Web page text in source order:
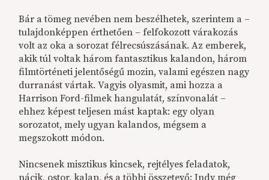
Bár a tömeg nevében nem beszélhetek, szerintem a –
tulajdonképpen érthetően – felfokozott várakozás
volt az oka a sorozat félrecsúszásának. Az emberek,
akik túl voltak három fantasztikus kalandon, három
filmtörténeti jelentőségű mozin, valami egészen nagy
durranást vártak. Vagyis olyasmit, ami hozza a
Harrison Ford-filmek hangulatát, színvonalát –
ehhez képest teljesen mást kaptak: egy olyan
sorozatot, mely ugyan kalandos, mégsem a
megszokott módon.
Nincsenek misztikus kincsek, rejtélyes feladatok,